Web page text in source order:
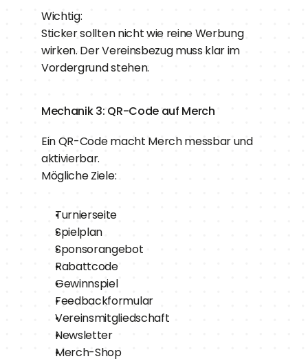
Wichtig:
Sticker sollten nicht wie reine Werbung
wirken. Der Vereinsbezug muss klar im
Vordergrund stehen.
Mechanik 3: QR-Code auf Merch
Ein QR-Code macht Merch messbar und
aktivierbar.
Mögliche Ziele:
Turnierseite
Spielplan
Sponsorangebot
Rabattcode
Gewinnspiel
Feedbackformular
Vereinsmitgliedschaft
Newsletter
Merch-Shop